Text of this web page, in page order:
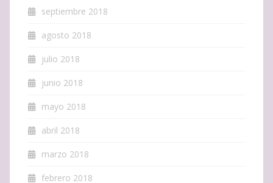
septiembre 2018
agosto 2018
julio 2018
junio 2018
mayo 2018
abril 2018
marzo 2018
febrero 2018